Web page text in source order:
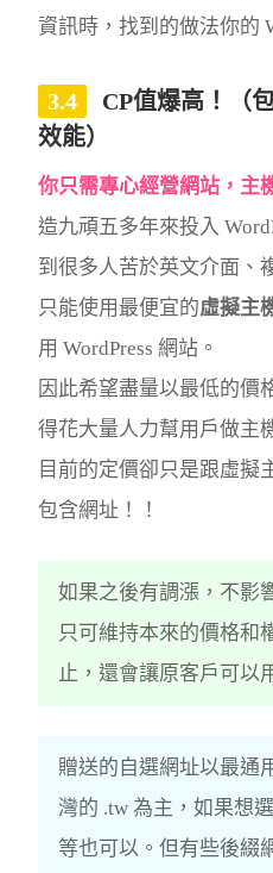
資訊時，找到的做法你的
CP值爆高！（
效能）
你只需專心經營網站，主
造九頑五多年來投入
到很多人苦於英文介面、
只能使用最便宜的虛擬主
用 WordPress 網站。
因此希望盡量以最低的價
得花大量人力幫用戶做主
目前的定價卻只是跟虛擬
包含網址！！
如果之後有調漲，不影
只可維持本來的價格和
止，還會讓原客戶可以
贈送的自選網址以最通
灣的 .tw 為主，如果想
等也可以。但有些後綴